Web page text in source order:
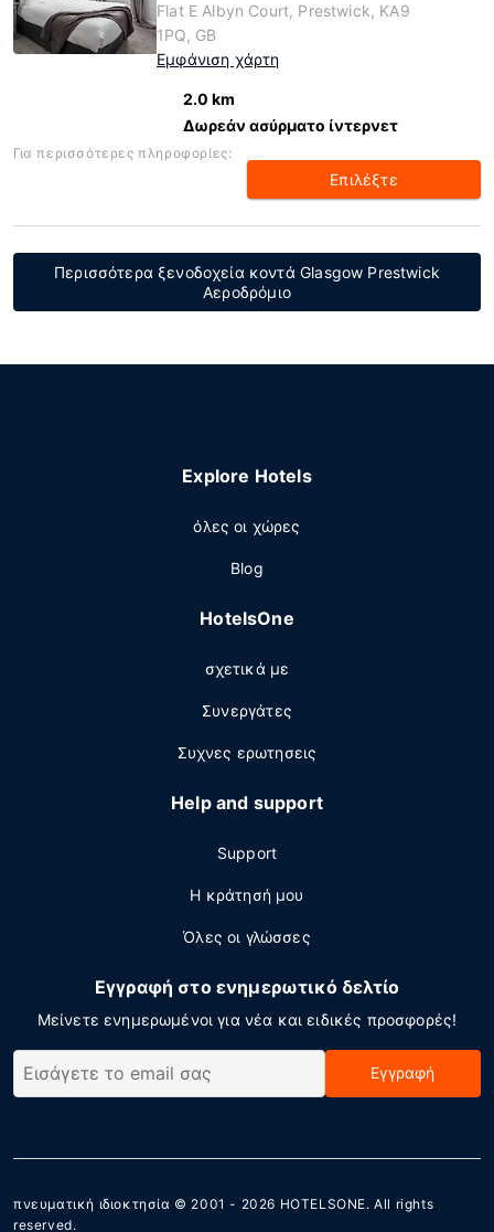
Flat E Albyn Court, Prestwick, KA9
1PQ, GB
Εμφάνιση χάρτη
2.0 km
Δωρεάν ασύρματο ίντερνετ
Για περισσότερες πληροφορίες:
Επιλέξτε
Περισσότερα ξενοδοχεία κοντά Glasgow Prestwick
Αεροδρόμιο
Explore Hotels
όλες οι χώρες
Blog
HotelsOne
σχετικά με
Συνεργάτες
Συχνες ερωτησεις
Help and support
Support
Η κράτησή μου
Όλες οι γλώσσες
Εγγραφή στο ενημερωτικό δελτίο
Μείνετε ενημερωμένοι για νέα και ειδικές προσφορές!
Εγγραφή
πνευματική ιδιοκτησία © 2001 - 2026 HOTELSONE. All rights
reserved.